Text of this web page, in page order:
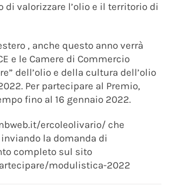
valorizzare l’olio e il territorio di
, anche questo anno verrà
e le Camere di Commercio
dell’olio e della cultura dell’olio
Per partecipare al Premio,
fino al 16 gennaio 2022.
ercoleolivario/ che
la domanda di
completo sul sito
modulistica-2022